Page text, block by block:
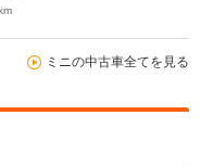
ミニの中古車全てを見る